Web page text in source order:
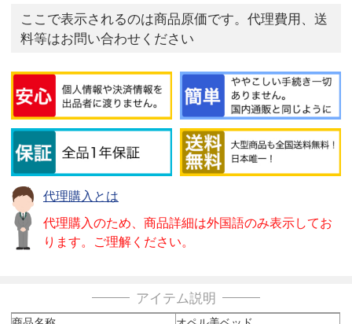
ここで表示されるのは商品原価です。代理費用、送
料等はお問い合わせください
代理購入とは
代理購入のため、商品詳細は外国語のみ表示してお
ります。ご理解ください。
アイテム説明